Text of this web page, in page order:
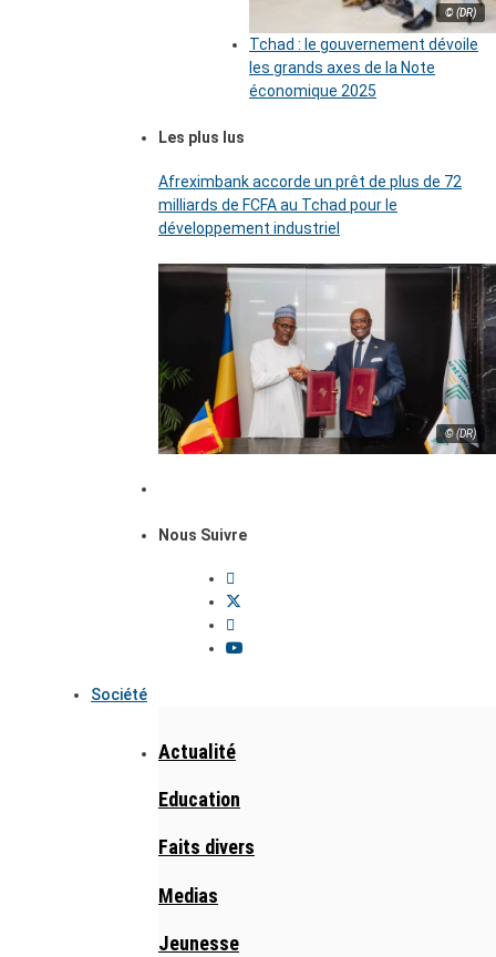
© (DR)
Tchad : le gouvernement dévoile
les grands axes de la Note
économique 2025
Les plus lus
Afreximbank accorde un prêt de plus de 72
milliards de FCFA au Tchad pour le
développement industriel
© (DR)
Nous Suivre
Société
Actualité
Education
Faits divers
Medias
Jeunesse